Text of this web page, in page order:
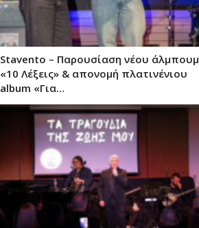
Stavento – Παρουσίαση νέου άλμπουμ
«10 Λέξεις» & απονομή πλατινένιου
album «Για…